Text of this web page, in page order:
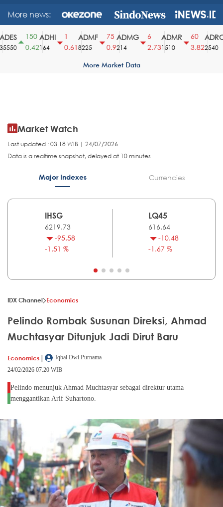
More news:
150
0.42
ADHI
164
0.61
ADMF
8225
75
0.9
ADMG
214
2.73
ADMR
1510
60
3.82
ADRO
2540
More Market Data
Market Watch
Last updated : 03.18 WIB | 24/07/2026
Data is a realtime snapshot, delayed at 10 minutes
Major Indexes Currencies
IHSG
6219.73
-95.58
-1.51 %
LQ45
616.64
-10.48
-1.67 %
IDX Channel Economics
Pelindo Rombak Susunan Direksi, Ahmad
Muchtasyar Ditunjuk Jadi Dirut Baru
Economics |
Iqbal Dwi Purnama
24/02/2026 07:20 WIB
Pelindo menunjuk Ahmad Muchtasyar sebagai direktur utama
menggantikan Arif Suhartono.